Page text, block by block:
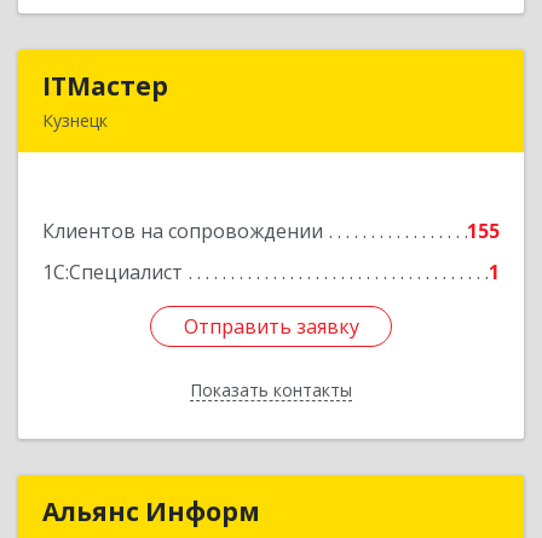
ITМастер
Кузнецк
Клиентов на сопровождении
155
1С:Специалист
1
Отправить заявку
Показать контакты
Подробнее
Отправить заявку
Назад
Альянс Информ